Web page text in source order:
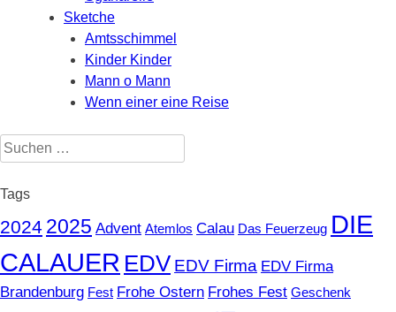
Sketche
Amtsschimmel
Kinder Kinder
Mann o Mann
Wenn einer eine Reise
Suchen
nach:
Tags
2024 2025 Advent Atemlos Calau Das Feuerzeug DIE
CALAUER EDV EDV Firma EDV Firma
Brandenburg Fest Frohe Ostern Frohes Fest Geschenk